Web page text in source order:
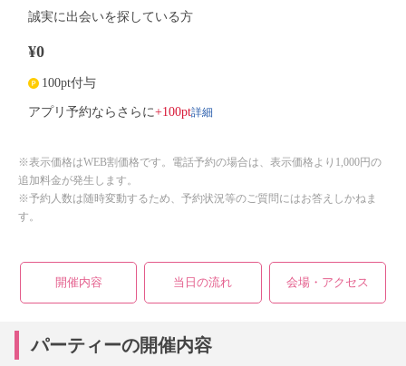
誠実に出会いを探している方
¥0
100pt付与
アプリ予約ならさらに+100pt詳細
※表示価格はWEB割価格です。電話予約の場合は、表示価格より1,000円の
追加料金が発生します。
※予約人数は随時変動するため、予約状況等のご質問にはお答えしかねま
す。
開催内容 当日の流れ 会場・アクセス
パーティーの開催内容